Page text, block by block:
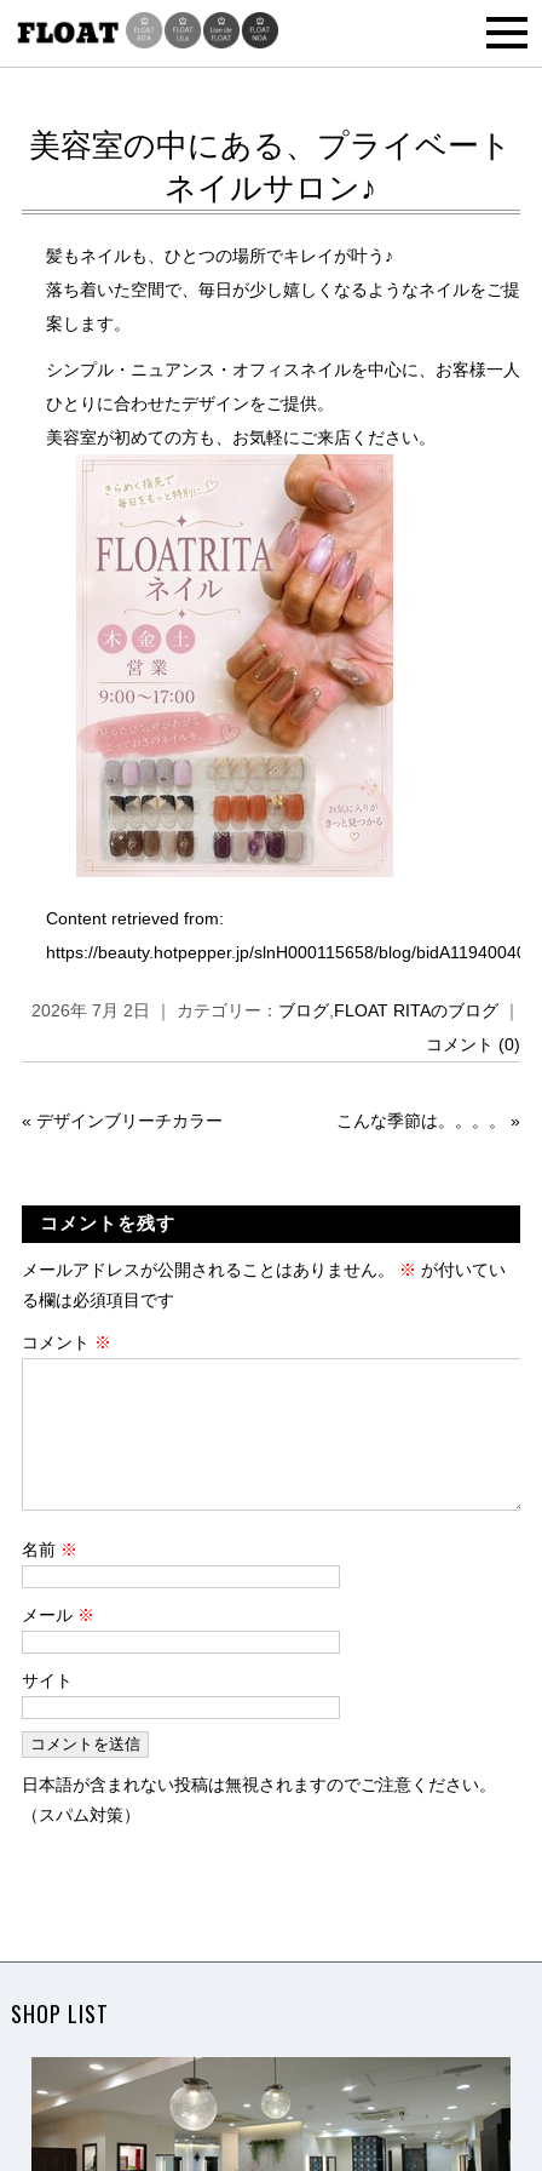
美容室の中にある、プライベート
ネイルサロン♪
髪もネイルも、ひとつの場所でキレイが叶う♪
落ち着いた空間で、毎日が少し嬉しくなるようなネイルをご提
案します。
シンプル・ニュアンス・オフィスネイルを中心に、お客様一人
ひとりに合わせたデザインをご提供。
美容室が初めての方も、お気軽にご来店ください。
Content retrieved from:
https://beauty.hotpepper.jp/slnH000115658/blog/
2026年 7月 2日 ｜ カテゴリー： ブログ FLOAT RITAのブログ ｜
コメント (0)
« デザインブリーチカラー こんな季節は。。。。 »
コメントを残す
メールアドレスが公開されることはありません。 ※ が付いてい
る欄は必須項目です
コメント ※
名前 ※
メール ※
サイト
日本語が含まれない投稿は無視されますのでご注意ください。
（スパム対策）
SHOP LIST